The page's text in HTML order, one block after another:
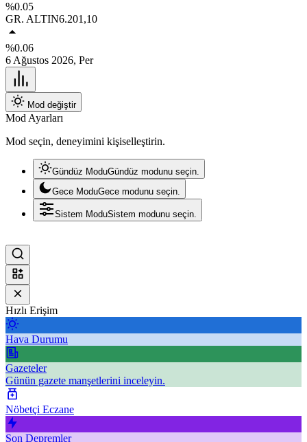
%0.05
GR. ALTIN6.201,10
%0.06
6 Ağustos 2026, Per
Mod değiştir
Mod Ayarları
Mod seçin, deneyimini kişiselleştirin.
Gündüz ModuGündüz modunu seçin.
Gece ModuGece modunu seçin.
Sistem ModuSistem modunu seçin.
Hızlı Erişim
Hava Durumu
Gazeteler
Günün gazete manşetlerini inceleyin.
Nöbetçi Eczane
Son Depremler